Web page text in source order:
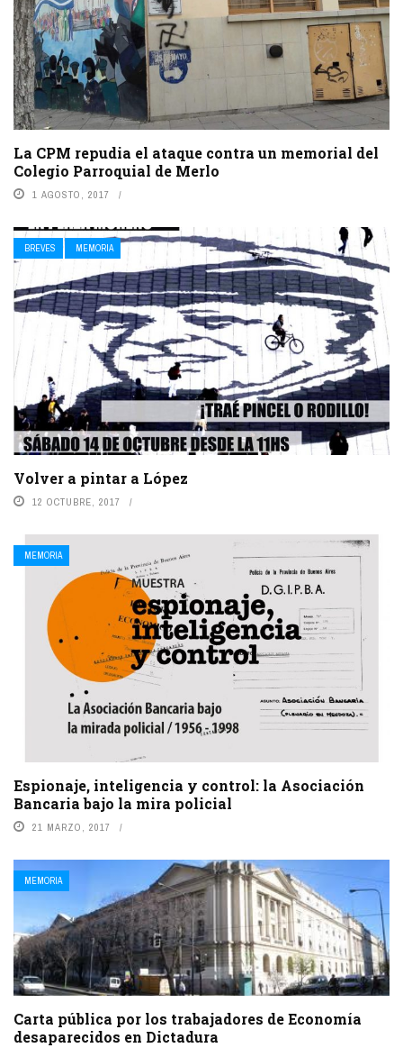
La CPM repudia el ataque contra un memorial del
Colegio Parroquial de Merlo
1 AGOSTO, 2017
BREVES MEMORIA
Volver a pintar a López
12 OCTUBRE, 2017
MEMORIA
Espionaje, inteligencia y control: la Asociación
Bancaria bajo la mira policial
21 MARZO, 2017
MEMORIA
Carta pública por los trabajadores de Economía
desaparecidos en Dictadura